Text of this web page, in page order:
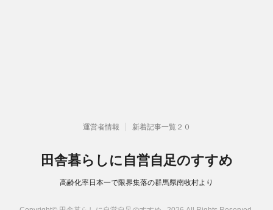
運営者情報 新着記事一覧２０
田舎暮らしに自営自足のすすめ
高齢化率日本一で限界集落の群馬県南牧村より